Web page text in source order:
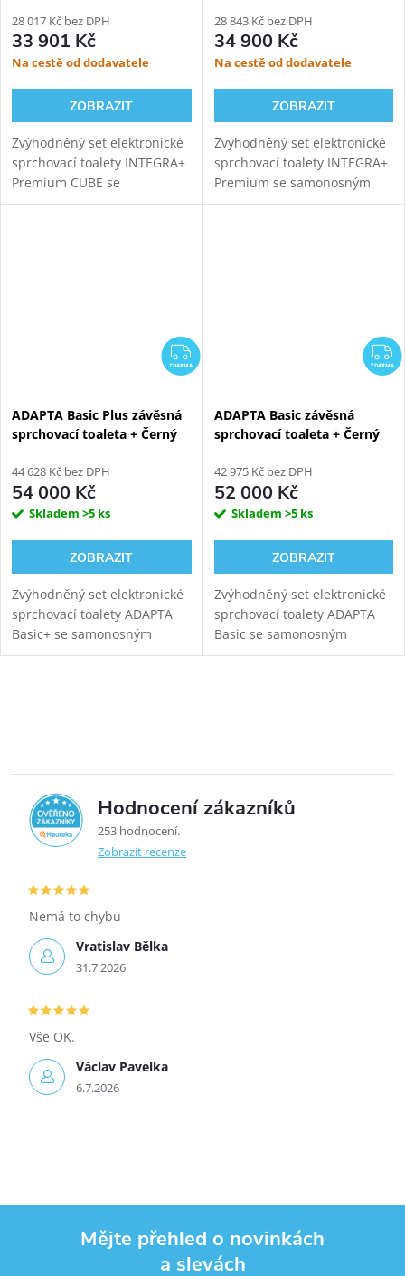
WG-KBBW
28 017 Kč bez DPH
33 901 Kč
Na cestě od dodavatele
ZOBRAZIT
Zvýhodněný set elektronické
sprchovací toalety INTEGRA+
Premium CUBE se
samonosným černým
KBBW
28 843 Kč bez DPH
34 900 Kč
Na cestě od dodavatele
ZOBRAZIT
Zvýhodněný set elektronické
sprchovací toalety INTEGRA+
Premium se samonosným
černým sanitárním modulem
ZDARMA
ZDARMA
ADAPTA Basic Plus závěsná
sprchovací toaleta + Černý
44 628 Kč bez DPH
54 000 Kč
Skladem >5 ks
ZOBRAZIT
Zvýhodněný set elektronické
sprchovací toalety ADAPTA
Basic+ se samonosným
černým sanitárním modulem
ZDARMA
ADAPTA Basic závěsná
sprchovací toaleta + Černý
42 975 Kč bez DPH
52 000 Kč
Skladem >5 ks
ZOBRAZIT
Zvýhodněný set elektronické
sprchovací toalety ADAPTA
Basic se samonosným
černým sanitárním modulem
5,0 Hodnocení zákazníků
253 hodnocení
Zobrazit recenze
Vratislav Bělka
31.7.2026
Nemá to chybu
Václav Pavelka
6.7.2026
Vše OK.
Mějte přehled o novinkách
a slevách